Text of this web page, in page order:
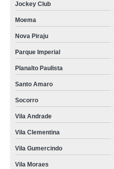
Jockey Club
Moema
Nova Piraju
Parque Imperial
Planalto Paulista
Santo Amaro
Socorro
Vila Andrade
Vila Clementina
Vila Gumercindo
Vila Moraes